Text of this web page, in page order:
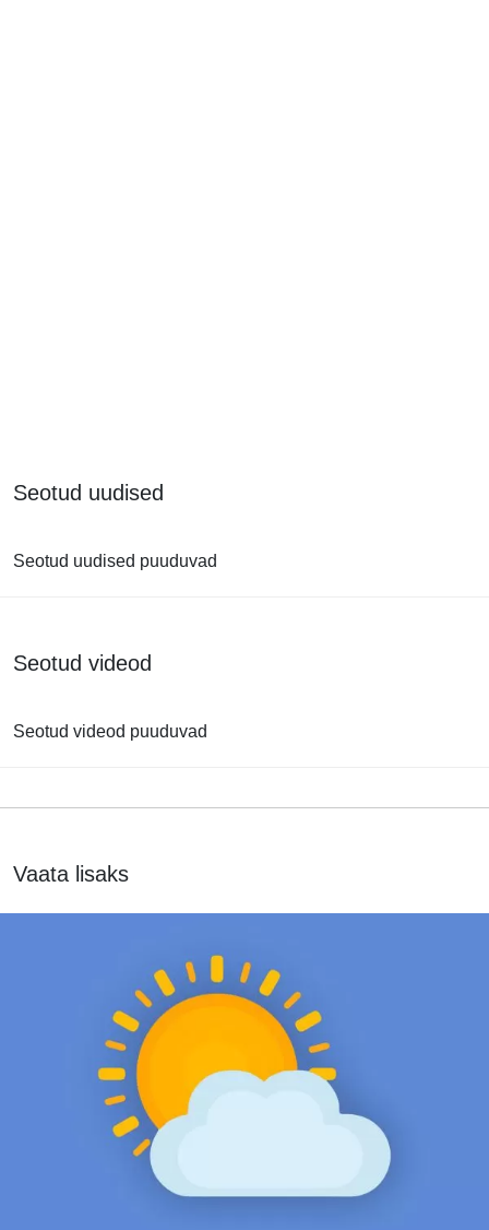
Seotud uudised
Seotud uudised puuduvad
Seotud videod
Seotud videod puuduvad
Vaata lisaks